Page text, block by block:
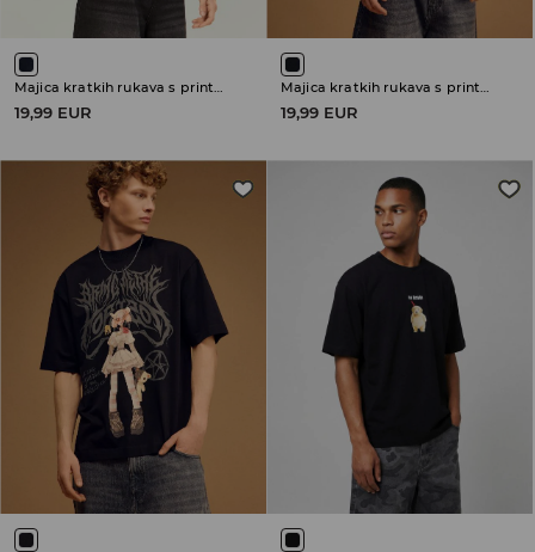
19,99 EUR 19,99 EUR